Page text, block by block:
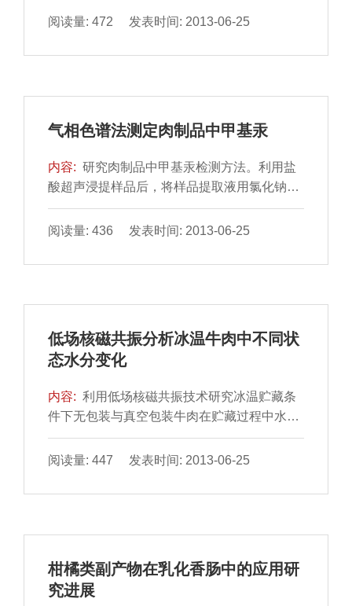
酸和背脂中的脂肪酸，从营养学角度进行分析
基酸总含量为19.16%，其中鲜味氨基酸和必
44.78%，具有较浓的鲜味和较高的蛋白质生
必需氨基酸比例适宜，有利于人体吸收；玉山
阅读量: 472 发表时间: 2013-06-25
气相色谱法测定肉制品中甲基汞
内容: 研究肉制品中甲基汞检测方法。利用盐
酸超声浸提样品后，将样品提取液用氯化钠盐
析-苯萃取的方法，提取出各类食品中的甲基
汞，建立了气相色谱法(附电子捕获检测器)测
1.31%～3.99%，检出限为0.01mg/kg，回收率
灵敏度高等优点。
阅读量: 436 发表时间: 2013-06-25
低场核磁共振分析冰温牛肉中不同状
态水分变化
内容: 利用低场核磁共振技术研究冰温贮藏条
件下无包装与真空包装牛肉在贮藏过程中水分
弛豫参数的变化规律。通过驰豫测定，结果显
示新鲜牛肉中有3种不同活动状态的水分，即
弛豫时间分别是T21、T22、T23。对弛豫参数
揭示了两者间的相关性。结果表明：无包装牛
关性，而真空包装牛肉的弛豫参数与其品质
指...
阅读量: 447 发表时间: 2013-06-25
柑橘类副产物在乳化香肠中的应用研
究进展